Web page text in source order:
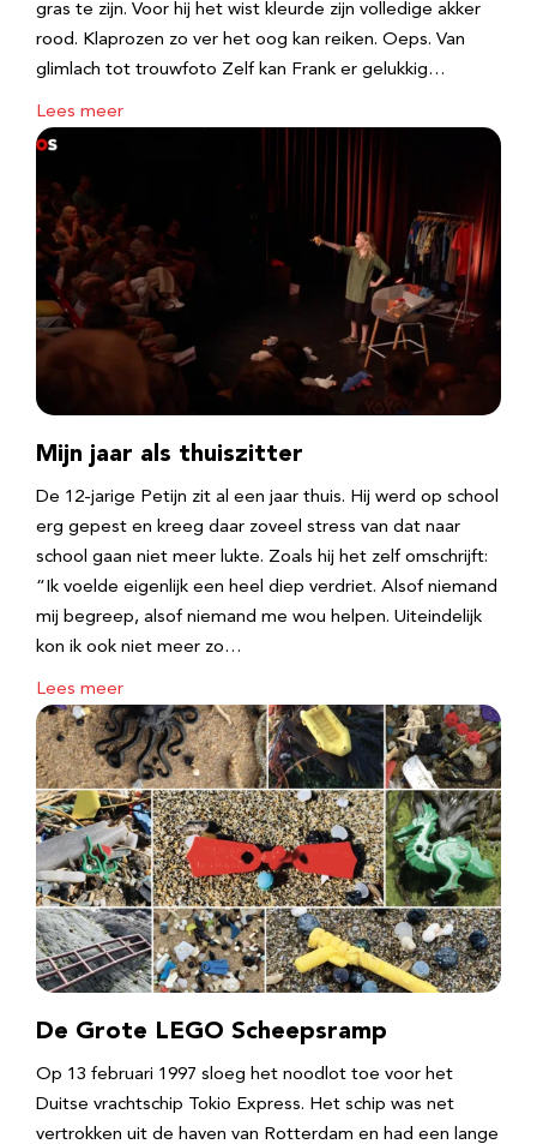
gras te zijn. Voor hij het wist kleurde zijn volledige akker
rood. Klaprozen zo ver het oog kan reiken. Oeps. Van
glimlach tot trouwfoto Zelf kan Frank er gelukkig…
Lees meer
Mijn jaar als thuiszitter
De 12-jarige Petijn zit al een jaar thuis. Hij werd op school
erg gepest en kreeg daar zoveel stress van dat naar
school gaan niet meer lukte. Zoals hij het zelf omschrijft:
“Ik voelde eigenlijk een heel diep verdriet. Alsof niemand
mij begreep, alsof niemand me wou helpen. Uiteindelijk
kon ik ook niet meer zo…
Lees meer
De Grote LEGO Scheepsramp
Op 13 februari 1997 sloeg het noodlot toe voor het
Duitse vrachtschip Tokio Express. Het schip was net
vertrokken uit de haven van Rotterdam en had een lange